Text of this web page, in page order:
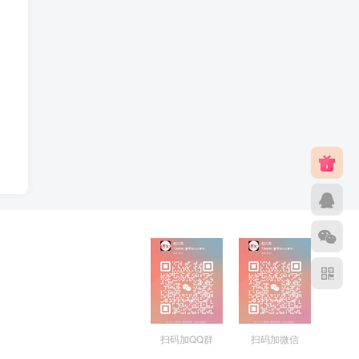
扫码加QQ群 扫码加微信